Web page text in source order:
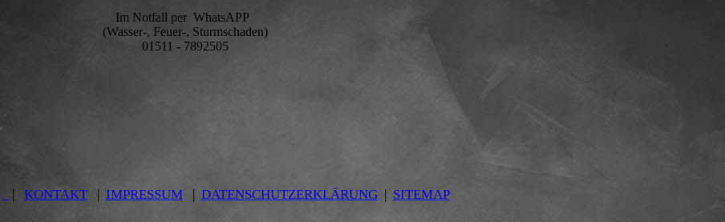
Im Notfall per WhatsAPP
(Wasser-, Feuer-, Sturmschaden)
01511 - 7892505
| KONTAKT| IMPRESSUM| DATENSCHUTZERKLÄRUNG| SITEMAP